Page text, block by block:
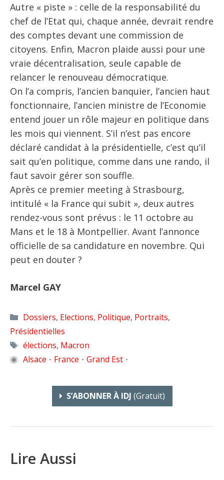
Autre « piste » : celle de la responsabilité du
chef de l’Etat qui, chaque année, devrait rendre
des comptes devant une commission de
citoyens. Enfin, Macron plaide aussi pour une
vraie décentralisation, seule capable de
relancer le renouveau démocratique.
On l’a compris, l’ancien banquier, l’ancien haut
fonctionnaire, l’ancien ministre de l’Economie
entend jouer un rôle majeur en politique dans
les mois qui viennent. S’il n’est pas encore
déclaré candidat à la présidentielle, c’est qu’il
sait qu’en politique, comme dans une rando, il
faut savoir gérer son souffle.
Après ce premier meeting à Strasbourg,
intitulé « la France qui subit », deux autres
rendez-vous sont prévus : le 11 octobre au
Mans et le 18 à Montpellier. Avant l’annonce
officielle de sa candidature en novembre. Qui
peut en douter ?
Marcel GAY
Catégories
Dossiers, Elections, Politique, Portraits,
Présidentielles
Étiquettes
élections, Macron
◉ Alsace • France • Grand Est •
S’ABONNER À IDJ (gratuit)
Lire Aussi